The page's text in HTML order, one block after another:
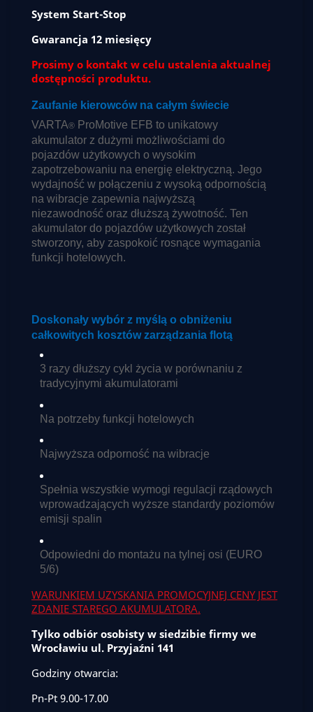
System Start-Stop
Gwarancja 12 miesięcy
Prosimy o kontakt w celu ustalenia aktualnej
dostępności produktu.
Zaufanie kierowców na całym świecie
VARTA® ProMotive EFB to unikatowy
akumulator z dużymi możliwościami do
pojazdów użytkowych o wysokim
zapotrzebowaniu na energię elektryczną. Jego
wydajność w połączeniu z wysoką odpornością
na wibracje zapewnia najwyższą
niezawodność oraz dłuższą żywotność. Ten
akumulator do pojazdów użytkowych został
stworzony, aby zaspokoić rosnące wymagania
funkcji hotelowych.
Doskonały wybór z myślą o obniżeniu
całkowitych kosztów zarządzania flotą
3 razy dłuższy cykl życia w porównaniu z
tradycyjnymi akumulatorami
Na potrzeby funkcji hotelowych
Najwyższa odporność na wibracje
Spełnia wszystkie wymogi regulacji rządowych
wprowadzających wyższe standardy poziomów
emisji spalin
Odpowiedni do montażu na tylnej osi (EURO
5/6)
WARUNKIEM UZYSKANIA PROMOCYJNEJ CENY JEST
ZDANIE STAREGO AKUMULATORA.
Tylko odbiór osobisty w siedzibie firmy we
Wrocławiu ul. Przyjaźni 141
Godziny otwarcia:
Pn-Pt 9.00-17.00